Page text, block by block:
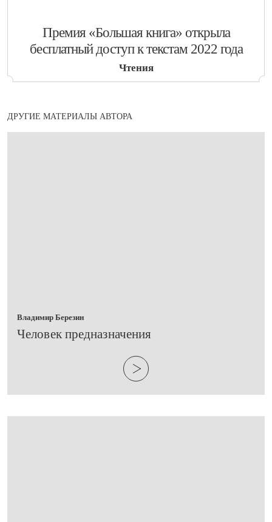
​Премия «Большая книга» открыла
бесплатный доступ к текстам 2022 года
Чтения
ДРУГИЕ МАТЕРИАЛЫ АВТОРА
Владимир Березин
​Человек предназначения